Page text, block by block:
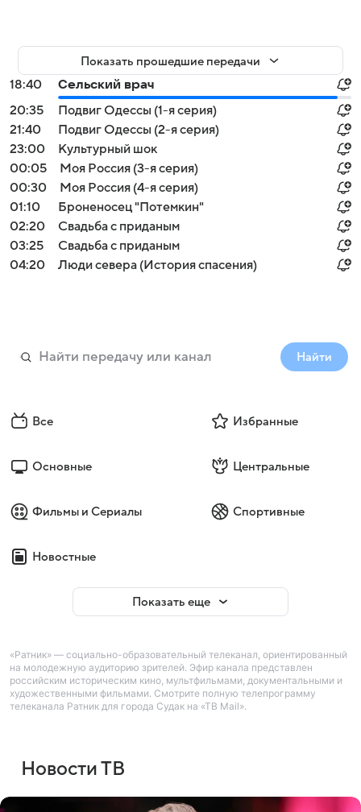
Показать прошедшие передачи
18:40
Сельский врач
20:35
Подвиг Одессы (1-я серия)
21:40
Подвиг Одессы (2-я серия)
23:00
Культурный шок
00:05
Моя Россия (3-я серия)
00:30
Моя Россия (4-я серия)
01:10
Броненосец "Потемкин"
02:20
Свадьба с приданым
03:25
Свадьба с приданым
04:20
Люди севера (История спасения)
Найти
Все Избранные
Основные Центральные
Фильмы и Сериалы Спортивные
Новостные
Показать еще
«Ратник» — социально-образовательный телеканал, ориентированный
на молодежную аудиторию зрителей. Эфир канала представлен
российским историческим кино, мультфильмами, документальными и
художественными фильмами. Смотрите полную телепрограмму
телеканала Ратник для города Судак на «ТВ Mail».
Новости ТВ